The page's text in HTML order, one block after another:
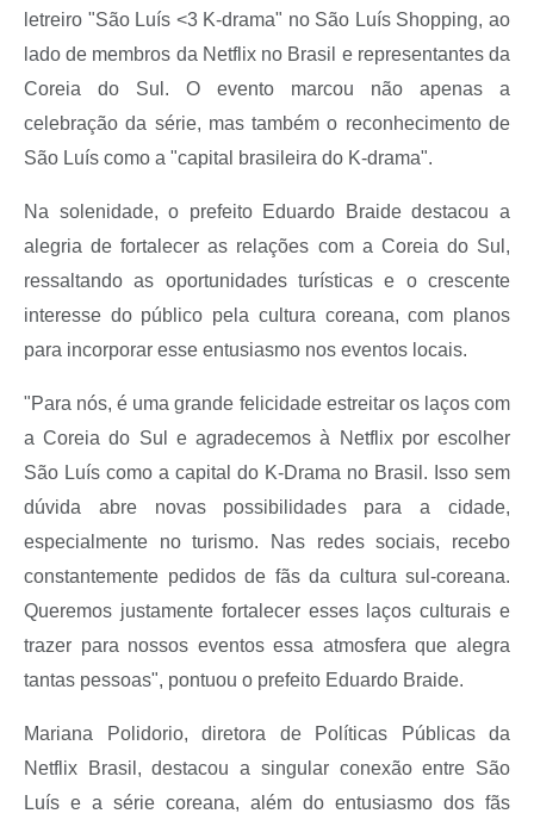
letreiro "São Luís <3 K-drama" no São Luís Shopping, ao
lado de membros da Netflix no Brasil e representantes da
Coreia do Sul. O evento marcou não apenas a
celebração da série, mas também o reconhecimento de
São Luís como a "capital brasileira do K-drama".
Na solenidade, o prefeito Eduardo Braide destacou a
alegria de fortalecer as relações com a Coreia do Sul,
ressaltando as oportunidades turísticas e o crescente
interesse do público pela cultura coreana, com planos
para incorporar esse entusiasmo nos eventos locais.
"Para nós, é uma grande felicidade estreitar os laços com
a Coreia do Sul e agradecemos à Netflix por escolher
São Luís como a capital do K-Drama no Brasil. Isso sem
dúvida abre novas possibilidades para a cidade,
especialmente no turismo. Nas redes sociais, recebo
constantemente pedidos de fãs da cultura sul-coreana.
Queremos justamente fortalecer esses laços culturais e
trazer para nossos eventos essa atmosfera que alegra
tantas pessoas", pontuou o prefeito Eduardo Braide.
Mariana Polidorio, diretora de Políticas Públicas da
Netflix Brasil, destacou a singular conexão entre São
Luís e a série coreana, além do entusiasmo dos fãs